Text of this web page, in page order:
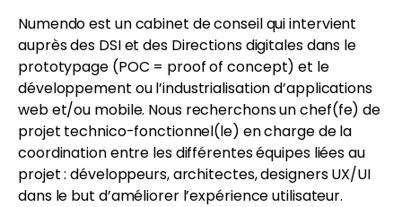
FR EN
Numendo est un cabinet de conseil quiintervient
auprès des DSI et des Directions digitales dans le
prototypage (POC = proof of concept) et le
développement ou l’industrialisation d’applications
web et/ou mobile. Nous recherchons un chef(fe) de
projet technico-fonctionnel(le) en charge de la
coordination entre les différentes équipes liées au
projet : développeurs, architectes, designers UX/UI
dans le but d’améliorer l’expérience utilisateur.